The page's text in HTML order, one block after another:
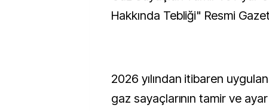
Hakkında Tebliği" Resmi
2026 yılından itibaren
gaz sayaçlarının tamir ve